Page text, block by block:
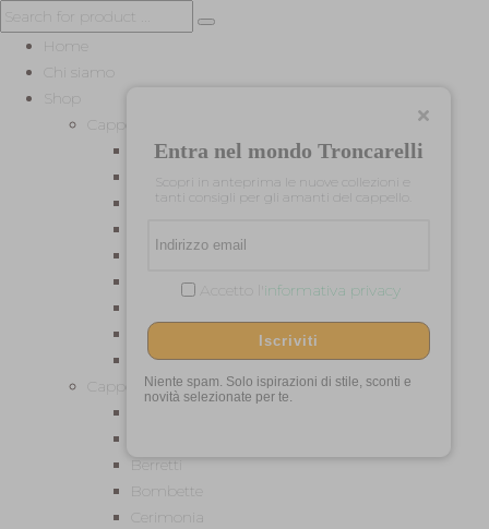
Entra nel mondo Troncarelli
Scopri in anteprima le nuove collezioni e
tanti consigli per gli amanti del cappello.
Accetto l' informativa privacy
Iscriviti
Niente spam. Solo ispirazioni di stile, sconti e
novità selezionate per te.
Home
Chi siamo
Shop
Cappelli per Lei
Baschi
Cerimonia
Cilindri e Tube
Estivi
Turbanti
Universitari
Cappelli per Lui
Berretti
Bombette
Cerimonia